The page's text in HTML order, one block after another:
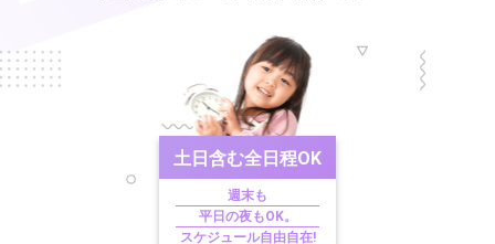
土日含む全日程OK
週末も
平日の夜もOK。
スケジュール自由自在!